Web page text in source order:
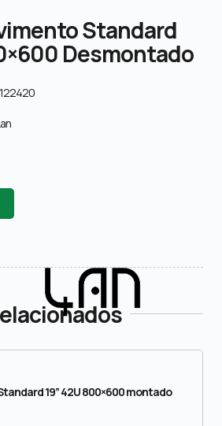
Standard
Desmontado
19” 42U 800×600 montado